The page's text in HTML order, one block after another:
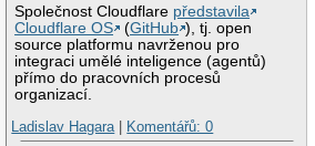
Společnost Cloudflare představila
Cloudflare OS
(GitHub ), tj. open
source platformu navrženou pro
integraci umělé inteligence (agentů)
přímo do pracovních procesů
organizací.
Ladislav Hagara| Komentářů: 0